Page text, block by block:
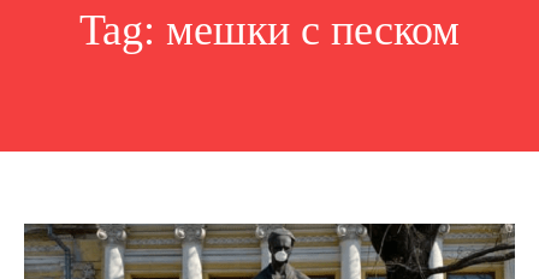
Tag: мешки с песком